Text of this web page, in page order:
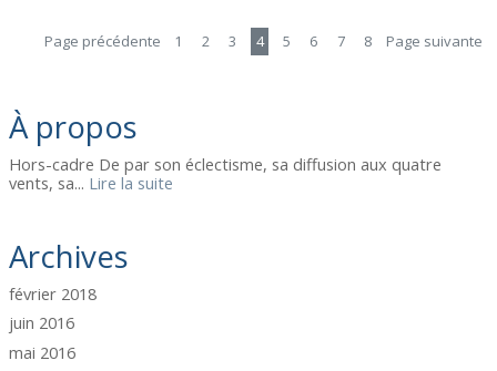
À propos
Hors-cadre De par son éclectisme, sa diffusion aux quatre
vents, sa... Lire la suite
Archives
février 2018
juin 2016
mai 2016
Page précédente 1 2 3 4 5 6 7 8 Page suivante